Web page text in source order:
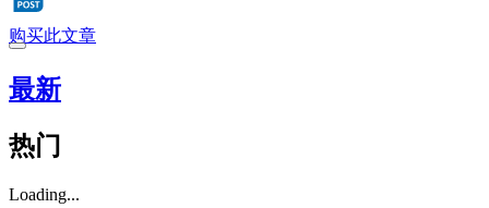
购买此文章
最新
热门
Loading...